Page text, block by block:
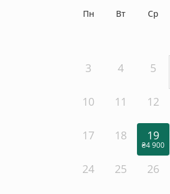
Пн Вт Ср
3 4 5
10 11 12
17 18 19
₴4 900
24 25 26